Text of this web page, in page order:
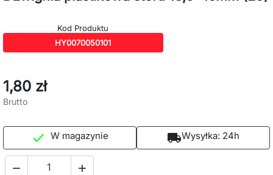
Kod Produktu
HY0070050101
1,80 zł
Brutto
 W magazynie local_shippingWysyłka: 24h
 